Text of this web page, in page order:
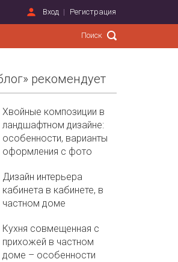
Вход Регистрация
рекомендует
Хвойные композиции в
ландшафтном дизайне:
особенности, варианты
оформления с фото
Дизайн интерьера
кабинета в кабинете, в
частном доме
Кухня совмещенная с
прихожей в частном
доме – особенности